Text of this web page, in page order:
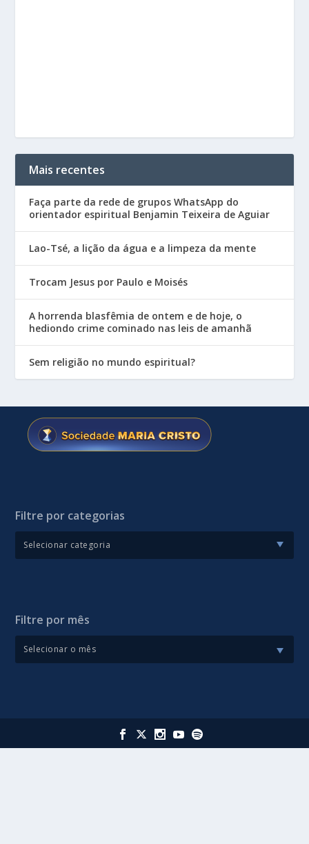
Mais recentes
Faça parte da rede de grupos WhatsApp do
orientador espiritual Benjamin Teixeira de Aguiar
Lao-Tsé, a lição da água e a limpeza da mente
Trocam Jesus por Paulo e Moisés
A horrenda blasfêmia de ontem e de hoje, o
hediondo crime cominado nas leis de amanhã
Sem religião no mundo espiritual?
Filtre por categorias
Filtre por mês